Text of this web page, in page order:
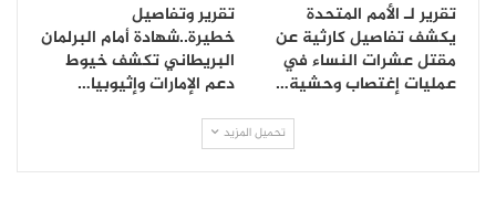
تقرير لـ الأمم المتحدة
يكشف تفاصيل كارثية عن
مقتل عشرات النساء في
عمليات إغتصاب وحشية…
تقرير وتفاصيل
خطيرة..شهادة أمام البرلمان
البريطاني تكشف خيوط
دعم الإمارات وإثيوبيا…
تحميل المزيد